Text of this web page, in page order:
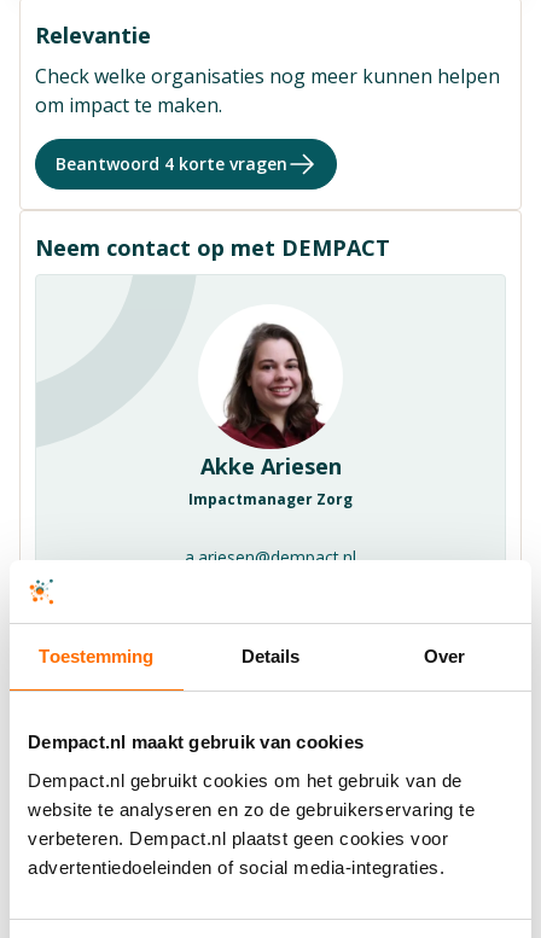
Toestemming Details Over
Dempact.nl maakt gebruik van cookies
Dempact.nl gebruikt cookies om het gebruik van de
website te analyseren en zo de gebruikerservaring te
verbeteren. Dempact.nl plaatst geen cookies voor
advertentiedoeleinden of social media-integraties.
Relevantie
Check welke organisaties nog meer kunnen helpen
om impact te maken.
Beantwoord 4 korte vragen
Neem contact op met DEMPACT
Akke Ariesen
Impactmanager Zorg
a.ariesen@dempact.nl
Ook relevant voor jou
Bekijk recente artikelen
Alle artikelen